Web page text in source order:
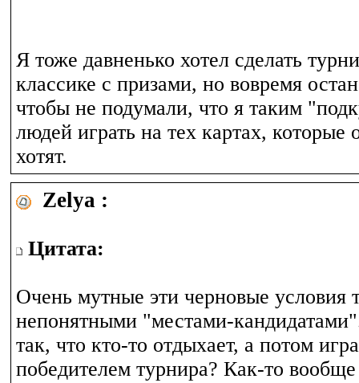
Я тоже давненько хотел сделать
классике с призами, но вовремя
чтобы не подумали, что я таким
людей играть на тех картах, которые
хотят.
Zelya :
Цитата:
Очень мутные эти черновые условия
непонятными "местами-
так, что кто-то отдыхает, а потом
победителем турнира? Как-то